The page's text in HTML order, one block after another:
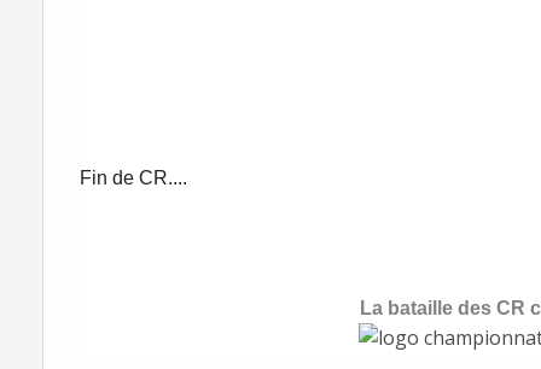
Fin de CR....
La bataille des CR